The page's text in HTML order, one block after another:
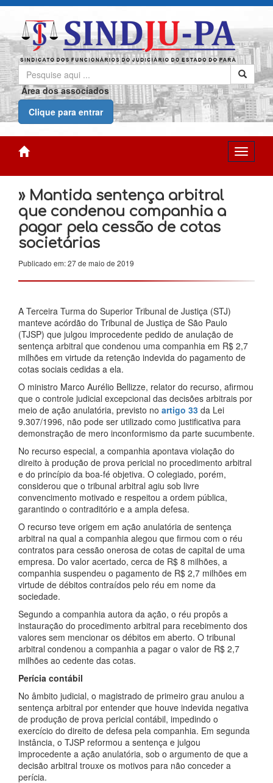
Área dos associados
Clique para entrar
» Mantida sentença arbitral
que condenou companhia a
pagar pela cessão de cotas
societárias
Publicado em: 27 de maio de 2019
A Terceira Turma do Superior Tribunal de Justiça (STJ)
manteve acórdão do Tribunal de Justiça de São Paulo
(TJSP) que julgou improcedente pedido de anulação de
sentença arbitral que condenou uma companhia em R$ 2,7
milhões em virtude da retenção indevida do pagamento de
cotas sociais cedidas a ela.
O ministro Marco Aurélio Bellizze, relator do recurso, afirmou
que o controle judicial excepcional das decisões arbitrais por
meio de ação anulatória, previsto no artigo 33 da Lei
9.307/1996, não pode ser utilizado como justificativa para
demonstração de mero inconformismo da parte sucumbente.
No recurso especial, a companhia apontava violação do
direito à produção de prova pericial no procedimento arbitral
e do princípio da boa-fé objetiva. O colegiado, porém,
considerou que o tribunal arbitral agiu sob livre
convencimento motivado e respeitou a ordem pública,
garantindo o contraditório e a ampla defesa.
O recurso teve origem em ação anulatória de sentença
arbitral na qual a companhia alegou que firmou com o réu
contratos para cessão onerosa de cotas de capital de uma
empresa. Do valor acertado, cerca de R$ 8 milhões, a
companhia suspendeu o pagamento de R$ 2,7 milhões em
virtude de débitos contraídos pelo réu em nome da
sociedade.
Segundo a companhia autora da ação, o réu propôs a
instauração do procedimento arbitral para recebimento dos
valores sem mencionar os débitos em aberto. O tribunal
arbitral condenou a companhia a pagar o valor de R$ 2,7
milhões ao cedente das cotas.
Perícia contábil
No âmbito judicial, o magistrado de primeiro grau anulou a
sentença arbitral por entender que houve indevida negativa
de produção de prova pericial contábil, impedindo o
exercício do direito de defesa pela companhia. Em segunda
instância, o TJSP reformou a sentença e julgou
improcedente a ação anulatória, sob o argumento de que a
decisão arbitral trouxe os motivos para não conceder a
perícia.